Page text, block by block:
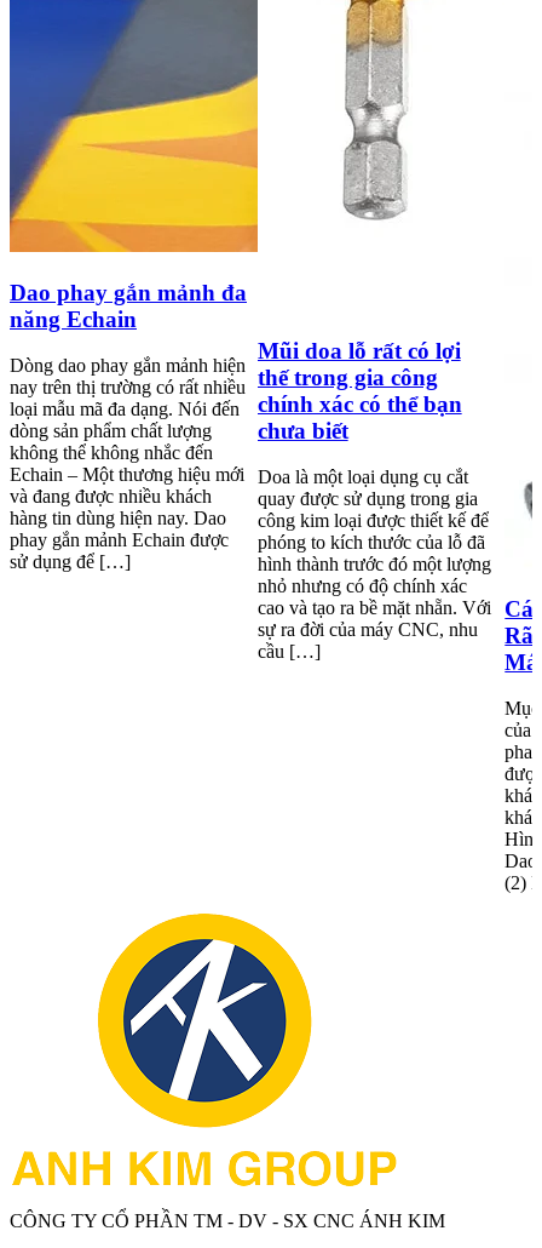
Dao phay gắn mảnh đa
năng Echain
Dòng dao phay gắn mảnh hiện
nay trên thị trường có rất nhiều
loại mẫu mã đa dạng. Nói đến
dòng sản phẩm chất lượng
không thể không nhắc đến
Echain – Một thương hiệu mới
và đang được nhiều khách
hàng tin dùng hiện nay. Dao
phay gắn mảnh Echain được
sử dụng để […]
Mũi doa lỗ rất có lợi
thế trong gia công
chính xác có thể bạn
chưa biết
Doa là một loại dụng cụ cắt
quay được sử dụng trong gia
công kim loại được thiết kế để
phóng to kích thước của lỗ đã
hình thành trước đó một lượng
nhỏ nhưng có độ chính xác
cao và tạo ra bề mặt nhẵn. Với
sự ra đời của máy CNC, nhu
cầu […]
Mục
của
Dao
(2)
CÔNG TY CỔ PHẦN TM - DV - SX CNC ÁNH KIM